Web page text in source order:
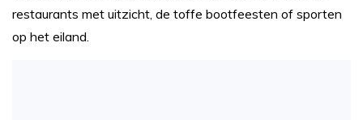
restaurants met uitzicht, de toffe bootfeesten of sporten
op het eiland.